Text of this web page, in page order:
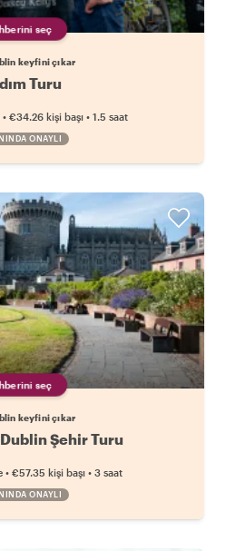
seç
keyfini çıkar
Turu
• €34.26 kişi başı • 1.5 saat
ONAYLI
seç
keyfini çıkar
Şehir Turu
• €57.35 kişi başı • 3 saat
ONAYLI